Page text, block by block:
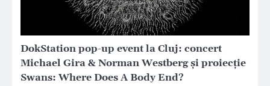
DokStation pop-up event la Cluj: concert
Michael Gira & Norman Westberg și proiecție
Swans: Where Does A Body End?